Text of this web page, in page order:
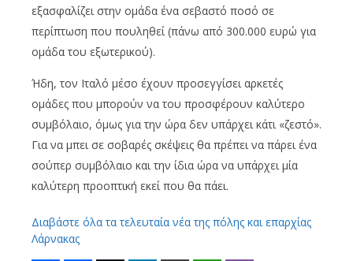
εξασφαλίζει στην ομάδα ένα σεβαστό ποσό σε
περίπτωση που πουληθεί (πάνω από 300.000 ευρώ για
ομάδα του εξωτερικού).
Ήδη, τον Ιταλό μέσο έχουν προσεγγίσει αρκετές
ομάδες που μπορούν να του προσφέρουν καλύτερο
συμβόλαιο, όμως για την ώρα δεν υπάρχει κάτι «ζεστό».
Για να μπει σε σοβαρές σκέψεις θα πρέπει να πάρει ένα
σούπερ συμβόλαιο και την ίδια ώρα να υπάρχει μία
καλύτερη προοπτική εκεί που θα πάει.
Διαβάστε όλα τα τελευταία νέα της πόλης και επαρχίας
Λάρνακας